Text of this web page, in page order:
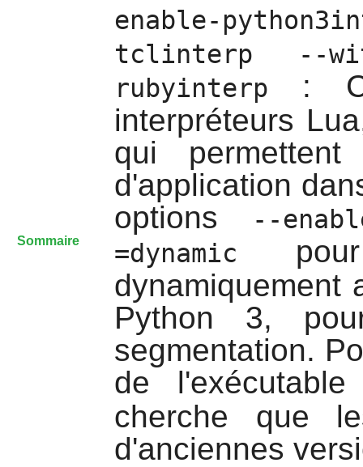
enable-
tclinterp --
rubyinterp
:
interpréteurs
qui
d'application
options
--
=dynamic
pour
dynamiquement
Python 3,
segmentation.
de
cherche que
d'anciennes
Sommaire